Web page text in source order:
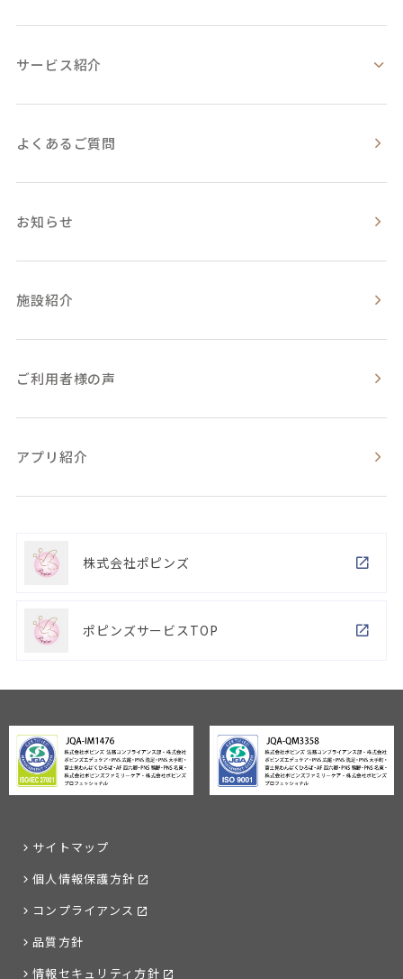
サービス紹介
よくあるご質問
お知らせ
施設紹介
ご利用者様の声
アプリ紹介
株式会社ポピンズ
ポピンズサービスTOP
サイトマップ
個人情報保護方針
コンプライアンス
品質方針
情報セキュリティ方針